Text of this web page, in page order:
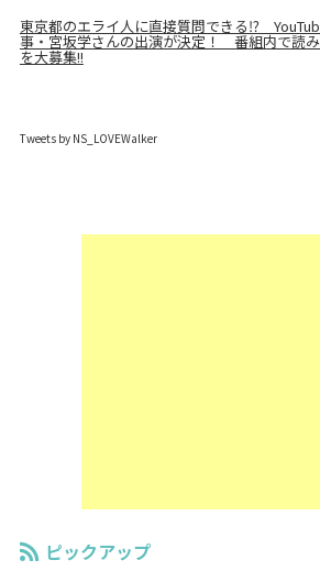
東京都のエライ人に直接質問できる⁉
事・宮坂学さんの出演が決定！ 番組内で読
を大募集!!
Tweets by NS_LOVEWalker
ピックアップ